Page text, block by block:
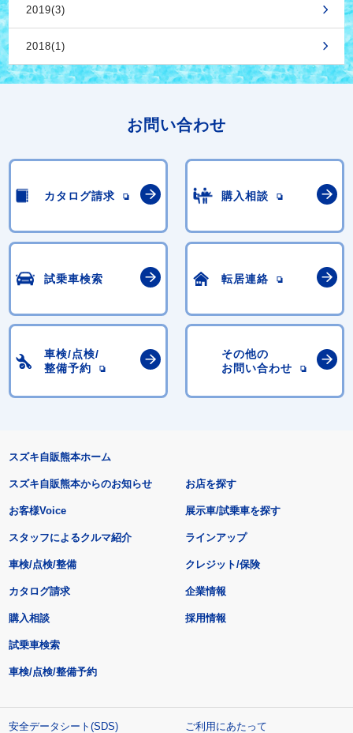
2019(3)
2018(1)
お問い合わせ
カタログ請求 購入相談
試乗車検索 転居連絡
車検/点検/
整備予約
その他の
お問い合わせ
スズキ自販熊本ホーム
スズキ自販熊本からのお知らせ
お客様Voice
スタッフによるクルマ紹介
お店を探す
展示車/試乗車を探す
ラインアップ
車検/点検/整備 クレジット/保険
カタログ請求
購入相談
試乗車検索
車検/点検/整備予約
企業情報
採用情報
安全データシート(SDS)
ご利用にあたって